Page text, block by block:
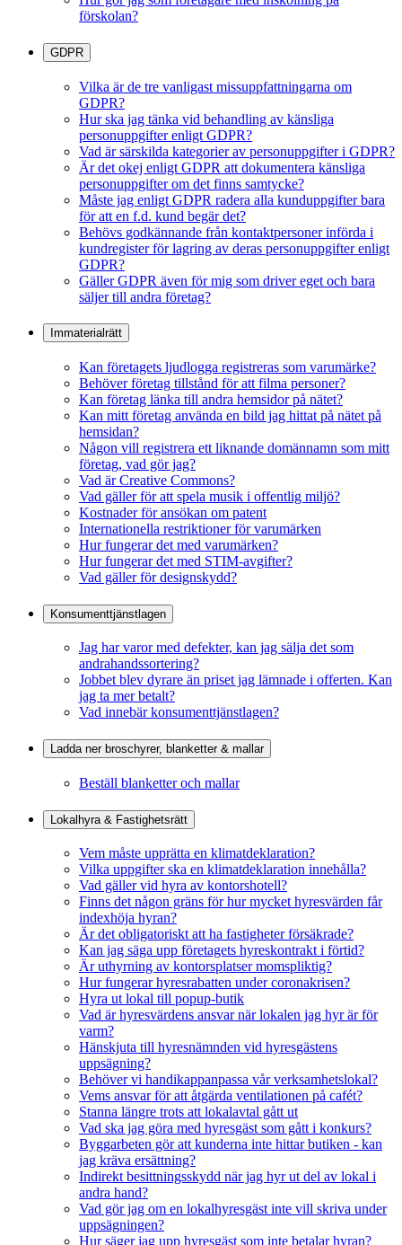
förskolan?
GDPR
Vilka är de tre vanligast missuppfattningarna om
GDPR?
Hur ska jag tänka vid behandling av känsliga
personuppgifter enligt GDPR?
Vad är särskilda kategorier av personuppgifter i GDPR?
Är det okej enligt GDPR att dokumentera känsliga
personuppgifter om det finns samtycke?
Måste jag enligt GDPR radera alla kunduppgifter bara
för att en f.d. kund begär det?
Behövs godkännande från kontaktpersoner införda i
kundregister för lagring av deras personuppgifter enligt
GDPR?
Gäller GDPR även för mig som driver eget och bara
säljer till andra företag?
Immaterialrätt
Kan företagets ljudlogga registreras som varumärke?
Behöver företag tillstånd för att filma personer?
Kan företag länka till andra hemsidor på nätet?
Kan mitt företag använda en bild jag hittat på nätet på
hemsidan?
Någon vill registrera ett liknande domännamn som mitt
företag, vad gör jag?
Vad är Creative Commons?
Vad gäller för att spela musik i offentlig miljö?
Kostnader för ansökan om patent
Internationella restriktioner för varumärken
Hur fungerar det med varumärken?
Hur fungerar det med STIM-avgifter?
Vad gäller för designskydd?
Konsumenttjänstlagen
Jag har varor med defekter, kan jag sälja det som
andrahandssortering?
Jobbet blev dyrare än priset jag lämnade i offerten. Kan
jag ta mer betalt?
Vad innebär konsumenttjänstlagen?
Ladda ner broschyrer, blanketter & mallar
Beställ blanketter och mallar
Lokalhyra & Fastighetsrätt
Vem måste upprätta en klimatdeklaration?
Vilka uppgifter ska en klimatdeklaration innehålla?
Vad gäller vid hyra av kontorshotell?
Finns det någon gräns för hur mycket hyresvärden får
indexhöja hyran?
Är det obligatoriskt att ha fastigheter försäkrade?
Kan jag säga upp företagets hyreskontrakt i förtid?
Är uthyrning av kontorsplatser momspliktig?
Hur fungerar hyresrabatten under coronakrisen?
Hyra ut lokal till popup-butik
Vad är hyresvärdens ansvar när lokalen jag hyr är för
varm?
Hänskjuta till hyresnämnden vid hyresgästens
uppsägning?
Behöver vi handikappanpassa vår verksamhetslokal?
Vems ansvar för att åtgärda ventilationen på cafét?
Stanna längre trots att lokalavtal gått ut
Vad ska jag göra med hyresgäst som gått i konkurs?
Byggarbeten gör att kunderna inte hittar butiken - kan
jag kräva ersättning?
Indirekt besittningsskydd när jag hyr ut del av lokal i
andra hand?
Vad gör jag om en lokalhyresgäst inte vill skriva under
uppsägningen?
Hur säger jag upp hyresgäst som inte betalar hyran?